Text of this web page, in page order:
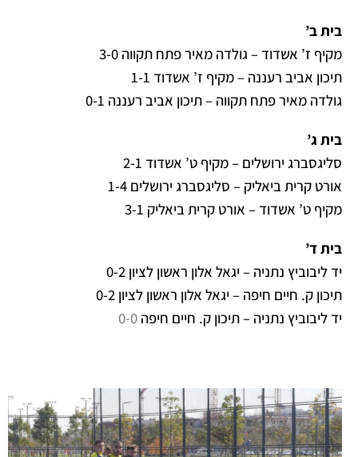
בית ב’
מקיף ז’ אשדוד – גולדה מאיר פתח תקווה 3-0
תיכון אביב רעננה – מקיף ז’ אשדוד 1-1
גולדה מאיר פתח תקווה – תיכון אביב רעננה 0-1
בית ג’
סליגסברג ירושלים – מקיף ט’ אשדוד 2-1
אורט קרית ביאליק – סליגסברג ירושלים 1-4
מקיף ט’ אשדוד – אורט קרית ביאליק 3-1
בית ד’
יד ליבוביץ נתניה – יגאל אלון ראשון לציון 0-2
תיכון ק. חיים חיפה – יגאל אלון ראשון לציון 0-2
יד ליבוביץ נתניה – תיכון ק. חיים חיפה